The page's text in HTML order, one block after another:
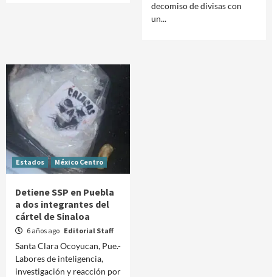
decomiso de divisas con
un...
Estados México Centro
Detiene SSP en Puebla
a dos integrantes del
cártel de Sinaloa
6 años ago Editorial Staff
Santa Clara Ocoyucan, Pue.-
Labores de inteligencia,
investigación y reacción por